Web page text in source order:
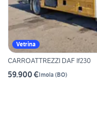
Vetrina
CARROATTREZZI DAF lf230
59.900 €Imola (BO)